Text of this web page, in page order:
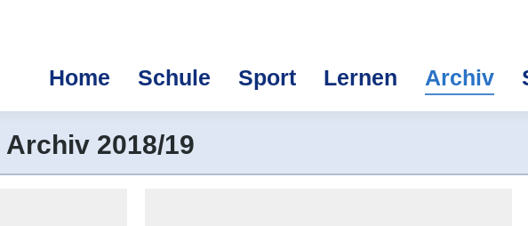
Home Schule Sport Lernen Archiv
Archiv 2018/19